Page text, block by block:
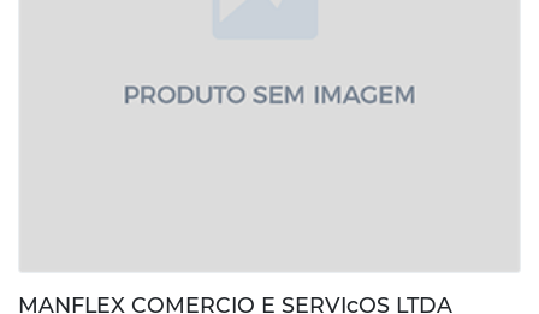
MANFLEX COMERCIO E SERVIcOS LTDA